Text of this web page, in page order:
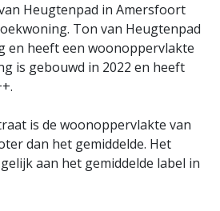
Heugtenpad in Amersfoort
Ton van Heugtenpad
en heeft een woonoppervlakte
is gebouwd in 2022 en heeft
is de woonoppervlakte van
dan het gemiddelde. Het
aan het gemiddelde label in